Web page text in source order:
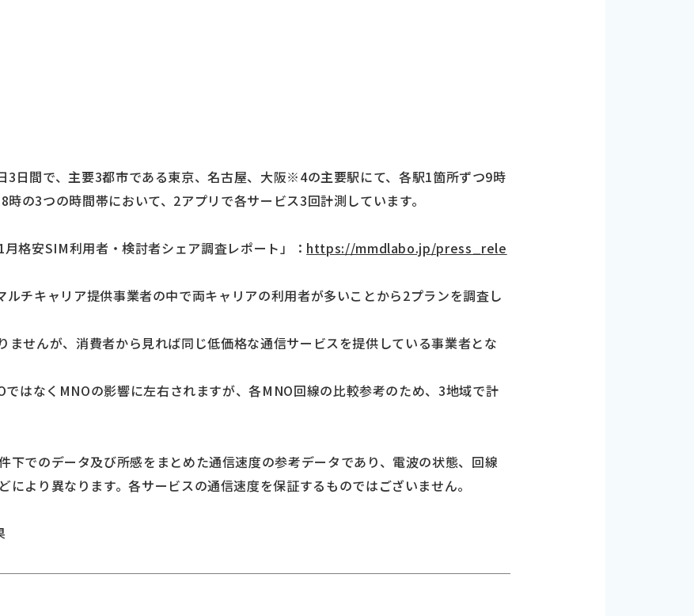
3日間で、主要3都市である東京、名古屋、大阪※4の主要駅にて、各駅1箇所ずつ9時
の3つの時間帯において、2アプリで各サービス3回計測しています。
格安SIM利用者・検討者シェア調査レポート」： https://mmdlabo.jp/press_rele
チキャリア提供事業者の中で両キャリアの利用者が多いことから2プランを調査し
せんが、消費者から見れば同じ低価格な通信サービスを提供している事業者とな
はなくMNOの影響に左右されますが、各MNO回線の比較参考のため、3地域で計
下でのデータ及び所感をまとめた通信速度の参考データであり、電波の状態、回線
により異なります。各サービスの通信速度を保証するものではございません。